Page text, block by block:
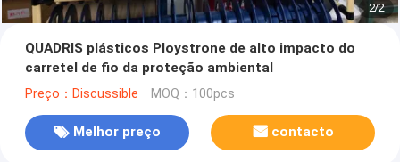
2/2
QUADRIS plásticos Ploystrone de alto impacto do
carretel de fio da proteção ambiental
Preço：Discussible MOQ：100pcs
Melhor preço contacto